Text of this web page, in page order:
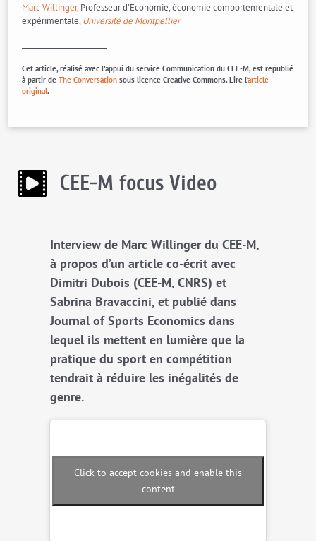
Marc Willinger, Professeur d'Economie, économie comportementale et
expérimentale, Université de Montpellier
Cet article, réalisé avec l'appui du service Communication du CEE-M, est republié
à partir deThe Conversation sous licence Creative Commons. Lire l’article
original.
CEE-M focus Video
Interview de Marc Willinger du CEE-M,
à propos d’un article co-écrit avec
Dimitri Dubois (CEE-M, CNRS) et
Sabrina Bravaccini, et publié dans
Journal of Sports Economics dans
lequel ils mettent en lumière que la
pratique du sport en compétition
tendrait à réduire les inégalités de
genre.
Click to accept cookies and enable this
content